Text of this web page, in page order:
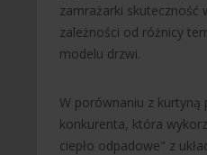
zamrażarki skuteczność
zależności od różnicy
modelu drzwi.
W porównaniu z
konkurenta, która
ciepło odpadowe" z